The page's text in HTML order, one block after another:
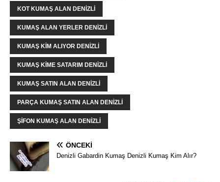
KOT KUMAŞ ALAN DENIZLI
KUMAŞ ALAN YERLER DENIZLI
KUMAŞ KIM ALIYOR DENIZLI
KUMAŞ KIME SATARIM DENIZLI
KUMAŞ SATIN ALAN DENIZLI
PARÇA KUMAŞ SATIN ALAN DENIZLI
ŞIFON KUMAŞ ALAN DENIZLI
ÖNCEKI
Denizli Gabardin Kumaş Denizli Kumaş Kim Alır?